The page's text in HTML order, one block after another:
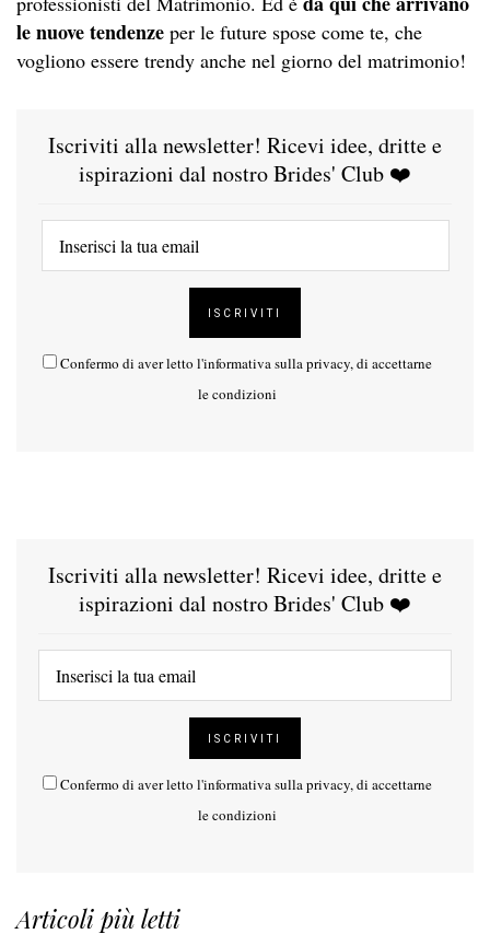
le nuove tendenze per le future spose come te, che
vogliono essere trendy anche nel giorno del matrimonio!
Iscriviti alla newsletter! Ricevi idee, dritte e
ispirazioni dal nostro Brides' Club ❤️
Confermo di aver letto l'informativa sulla privacy, di accettarne
le condizioni
Iscriviti alla newsletter! Ricevi idee, dritte e
ispirazioni dal nostro Brides' Club ❤️
Confermo di aver letto l'informativa sulla privacy, di accettarne
le condizioni
Articoli più letti